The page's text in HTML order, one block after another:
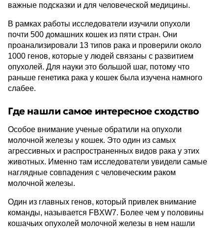
важные подсказки и для человеческой медицины.
В рамках работы исследователи изучили опухоли
почти 500 домашних кошек из пяти стран. Они
проанализировали 13 типов рака и проверили около
1000 генов, которые у людей связаны с развитием
опухолей. Для науки это большой шаг, потому что
раньше генетика рака у кошек была изучена намного
слабее.
Где нашли самое интересное сходство
Особое внимание ученые обратили на опухоли
молочной железы у кошек. Это один из самых
агрессивных и распространенных видов рака у этих
животных. Именно там исследователи увидели самые
наглядные совпадения с человеческим раком
молочной железы.
Один из главных генов, который привлек внимание
команды, называется FBXW7. Более чем у половины
кошачьих опухолей молочной железы в нем нашли